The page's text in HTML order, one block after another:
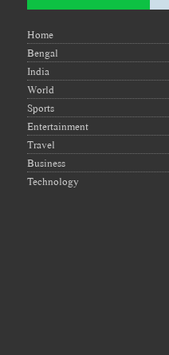
Home
Bengal
India
World
Sports
Entertainment
Travel
Business
Technology